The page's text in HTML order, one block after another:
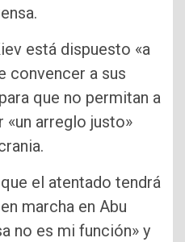
está dispuesto «a
convencer a sus
que no permitan a
«un arreglo justo»
el atentado tendrá
marcha en Abu
no es mi función» y